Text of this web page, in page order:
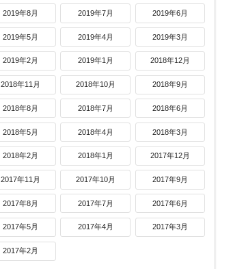
2019年8月 2019年7月 2019年6月
2019年5月 2019年4月 2019年3月
2019年2月 2019年1月 2018年12月
2018年11月 2018年10月 2018年9月
2018年8月 2018年7月 2018年6月
2018年5月 2018年4月 2018年3月
2018年2月 2018年1月 2017年12月
2017年11月 2017年10月 2017年9月
2017年8月 2017年7月 2017年6月
2017年5月 2017年4月 2017年3月
2017年2月